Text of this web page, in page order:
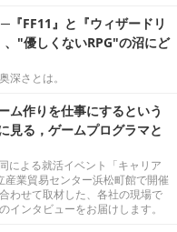
『FF11』と『ウィザードリ
、"優しくないRPG"の沼にど
深さとは。
ム作りを仕事にするという
見る，ゲームプログラマと
よる就活イベント「キャリア
業貿易センター浜松町館で開催
わせて取材した、各社の現場で
インタビューをお届けします。